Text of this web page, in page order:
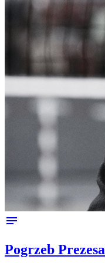
notes
Pogrzeb Prezesa